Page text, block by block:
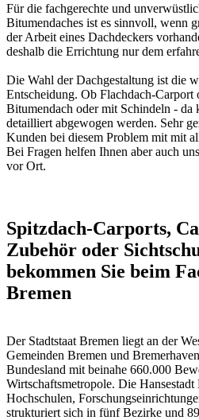
Für die fachgerechte und
Bitumendaches ist es sinnvoll, wenn
der Arbeit eines Dachdeckers
deshalb die Errichtung nur dem
Die Wahl der Dachgestaltung ist die
Entscheidung. Ob Flachdach-Carport
Bitumendach oder mit Schindeln - da
detailliert abgewogen werden. Sehr
Kunden bei diesem Problem mit mit
Bei Fragen helfen Ihnen aber auch
vor Ort.
Spitzdach-Carports,
Zubehör oder
bekommen Sie beim
Bremen
Der Stadtstaat Bremen liegt an der
Gemeinden Bremen und
Bundesland mit beinahe 660.000
Wirtschaftsmetropole. Die
Hochschulen,
strukturiert sich in fünf Bezirke und